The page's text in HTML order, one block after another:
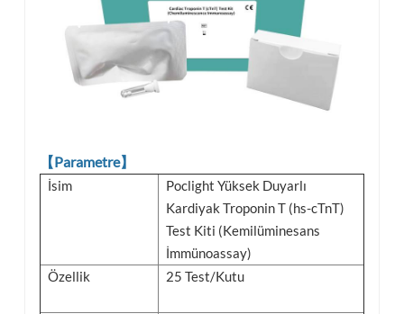
【Parametre】
İsim
Poclight Yüksek Duyarlı
Kardiyak Troponin T (hs-cTnT)
Test Kiti (Kemilüminesans
İmmünoassay)
Özellik
25 Test/Kutu